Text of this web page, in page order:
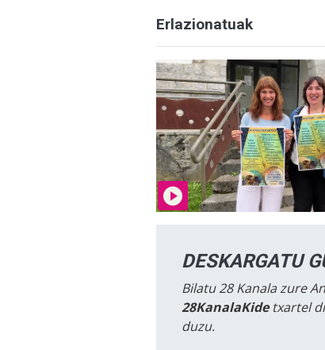
Erlazionatuak
DESKARGATU
Bilatu 28 Kanala zure
28KanalaKidetxartel
duzu.